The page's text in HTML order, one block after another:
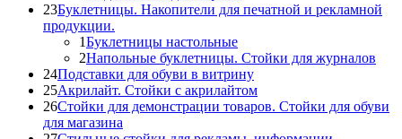
23Буклетницы. Накопители для печатной и рекламной
продукции.
1Буклетницы настольные
2Напольные буклетницы. Стойки для журналов
24Подставки для обуви в витрину
25Акрилайт. Стойки с акрилайтом
26Стойки для демонстрации товаров. Стойки для обуви
для магазина